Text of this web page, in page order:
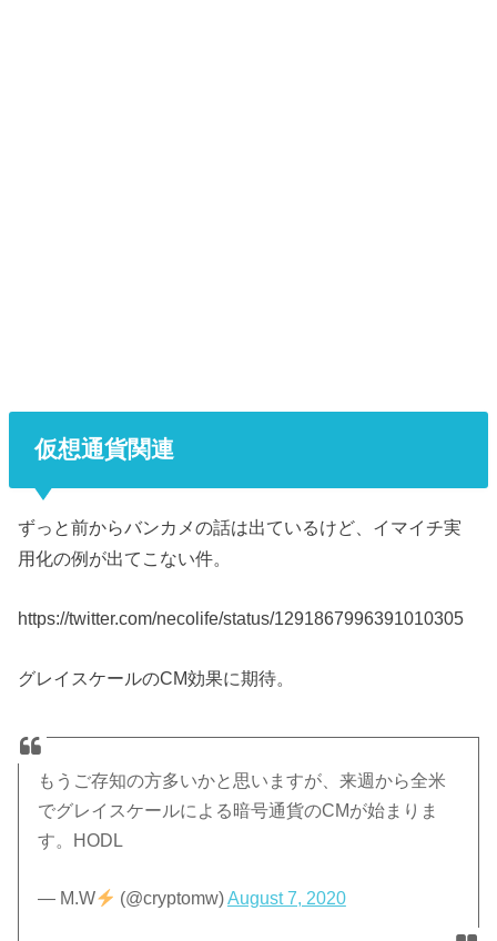
仮想通貨関連
ずっと前からバンカメの話は出ているけど、イマイチ実
用化の例が出てこない件。
https://twitter.com/necolife/status/1291867996391010305
グレイスケールのCM効果に期待。
もうご存知の方多いかと思いますが、来週から全米
でグレイスケールによる暗号通貨のCMが始まりま
す。HODL
— M.W (@cryptomw)August 7, 2020